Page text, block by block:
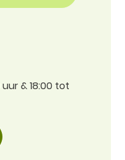
uur&18:00 tot
(onthaal)